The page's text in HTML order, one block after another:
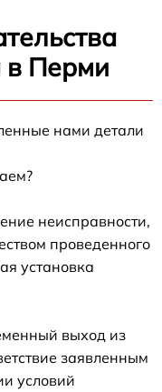
в Перми
нами детали
неисправности,
проведенного
установка
выход из
заявленным
условий